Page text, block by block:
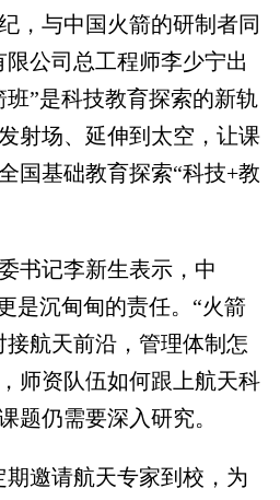
，与中国火箭的研制者同
公司总工程师李少宁出
班”是科技教育探索的新轨
射场、延伸到太空，让课
国基础教育探索“科技+教
记李新生表示，中
是沉甸甸的责任。“火箭
航天前沿，管理体制怎
师资队伍如何跟上航天科
题仍需要深入研究。
邀请航天专家到校，为